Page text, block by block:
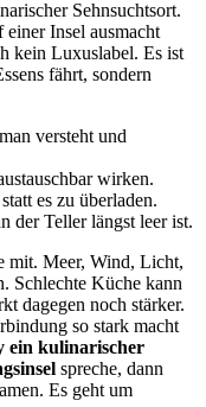
Sehnsuchtsort.
einer Insel ausmacht
kein Luxuslabel. Es ist
fährt, sondern
versteht und
wirken.
es zu überladen.
der Teller längst leer ist.
mit. Meer, Wind, Licht,
Schlechte Küche kann
dagegen noch stärker.
so stark macht
ein kulinarischer
spreche, dann
Es geht um